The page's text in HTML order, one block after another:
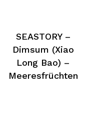
SEASTORY –
Dimsum (Xiao
Long Bao) –
Meeresfrüchten